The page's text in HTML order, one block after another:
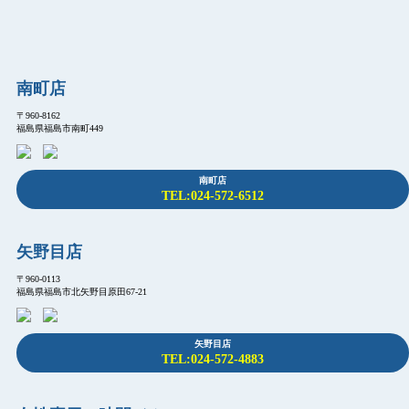
南町店
〒960-8162
福島県福島市南町449
南町店
TEL:024-572-6512
矢野目店
〒960-0113
福島県福島市北矢野目原田67-21
矢野目店
TEL:024-572-4883